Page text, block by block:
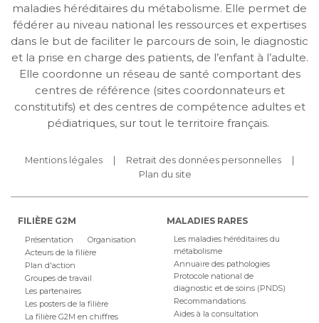
maladies héréditaires du métabolisme. Elle permet de
fédérer au niveau national les ressources et expertises
dans le but de faciliter le parcours de soin, le diagnostic
et la prise en charge des patients, de l’enfant à l’adulte.
Elle coordonne un réseau de santé comportant des
centres de référence (sites coordonnateurs et
constitutifs) et des centres de compétence adultes et
pédiatriques, sur tout le territoire français.
Mentions légales
Retrait des données personnelles
Plan du site
FILIÈRE G2M
Présentation
Organisation
Acteurs de la filière
Plan d'action
Groupes de travail
Les partenaires
Les posters de la filière
La filière G2M en chiffres
MALADIES RARES
Les maladies héréditaires du
métabolisme
Annuaire des pathologies
Protocole national de
diagnostic et de soins (PNDS)
Recommandations
Aides à la consultation